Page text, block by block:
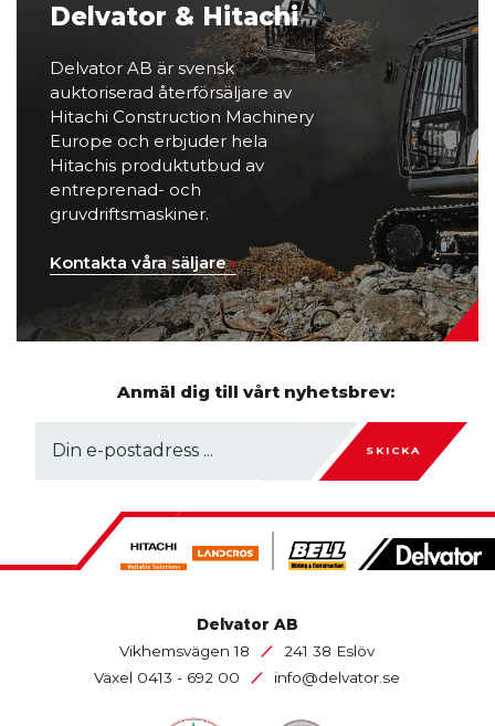
Delvator & Hitachi
Delvator AB är svensk
auktoriserad återförsäljare av
Hitachi Construction Machinery
Europe och erbjuder hela
Hitachis produktutbud av
entreprenad- och
gruvdriftsmaskiner.
Kontakta våra säljare›
Anmäl dig till vårt nyhetsbrev:
SKICKA
Delvator AB
Vikhemsvägen 18
/
241 38 Eslöv
Växel 0413 - 692 00 / info@delvator.se